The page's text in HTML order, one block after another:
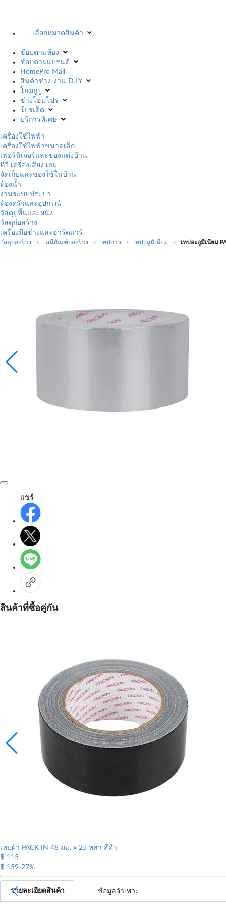
เลือกหมวดสินค้า
ช้อปตามห้อง
ช้อปตามแบรนด์
HomePro Mall
สินค้าช่าง-งาน D.I.Y
โฮมกูรู
ช่างโฮมโปร
โปรเด็ด
บริการพิเศษ
เครื่องใช้ไฟฟ้า
เครื่องใช้ไฟฟ้าขนาดเล็ก
เฟอร์นิเจอร์และของแต่งบ้าน
ทีวี เครื่องเสียง เกม
จัดเก็บและของใช้ในบ้าน
ห้องน้ำ
งานระบบประปา
ห้องครัวและอุปกรณ์
วัสดุปูพื้นและผนัง
วัสดุก่อสร้าง
เครื่องมือช่างและฮาร์ดแวร์
วัสดุก่อสร้าง เคมีภัณฑ์ก่อสร้าง เทปกาว เทปอลูมิเนียม เทปอะลูมิเนียม
แชร์
สินค้าที่ซื้อคู่กัน
เทปผ้า PACK IN 48 มม. x 25 หลา สีดำ
฿ 115
฿ 159-27%
รายละเอียดสินค้า ข้อมูลจำเพาะ